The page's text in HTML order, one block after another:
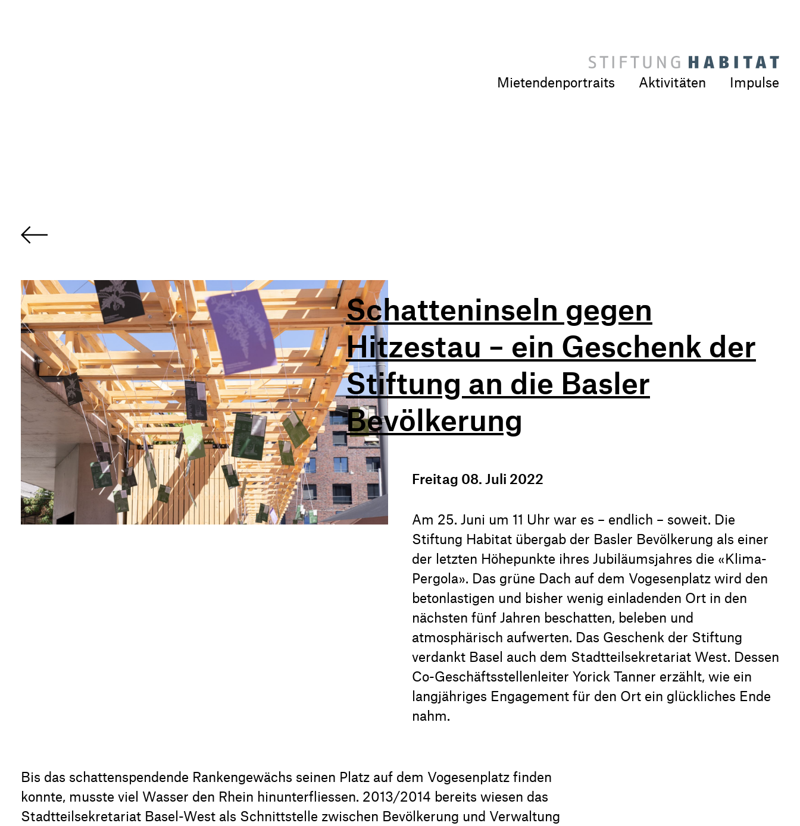
Mietendenportraits Aktivitäten Impulse
Schatteninseln gegen
Hitzestau – ein Geschenk der
Stiftung an die Basler
Bevölkerung
Freitag 08. Juli 2022
Am 25. Juni um 11 Uhr war es – endlich – soweit. Die
Stiftung Habitat übergab der Basler Bevölkerung als einer
der letzten Höhepunkte ihres Jubiläumsjahres die «Klima-
Pergola». Das grüne Dach auf dem Vogesenplatz wird den
betonlastigen und bisher wenig einladenden Ort in den
nächsten fünf Jahren beschatten, beleben und
atmosphärisch aufwerten. Das Geschenk der Stiftung
verdankt Basel auch dem Stadtteilsekretariat West. Dessen
Co-Geschäftsstellenleiter Yorick Tanner erzählt, wie ein
langjähriges Engagement für den Ort ein glückliches Ende
nahm.
Bis das schattenspendende Rankengewächs seinen Platz auf dem Vogesenplatz finden
konnte, musste viel Wasser den Rhein hinunterfliessen. 2013/2014 bereits wiesen das
Stadtteilsekretariat Basel-West als Schnittstelle zwischen Bevölkerung und Verwaltung